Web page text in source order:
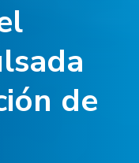
de